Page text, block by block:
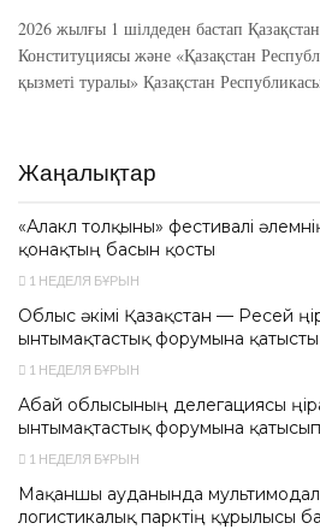
2026 жылғы 1 шілдеден бастап
Конституциясы және «Қазақстан
қызметі туралы» Қазақстан
Жаңалықтар
«Алакөл толқыны» фестивалі
қонақтың басын қосты
1 НЕДЕЛЯ БҰРЫН
Облыс әкімі Қазақстан — Ресей
ынтымақтастық форумына қатысты
1 НЕДЕЛЯ БҰРЫН
Абай облысының делегациясы
ынтымақтастық форумына
1 НЕДЕЛЯ БҰРЫН
Мақаншы ауданында
логистикалық парктің құрылысы